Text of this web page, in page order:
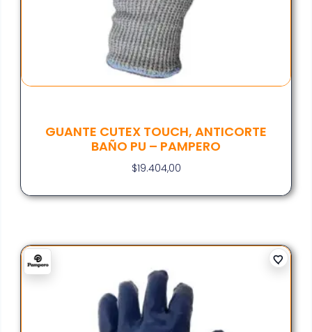
GUANTE CUTEX TOUCH, ANTICORTE
BAÑO PU – PAMPERO
$19.404,00